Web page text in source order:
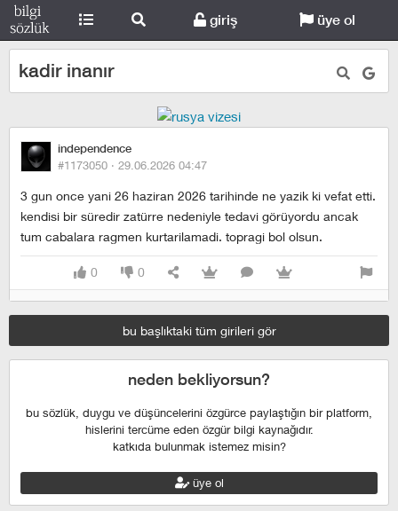
giriş üye ol
kadir inanır
independence
#1173050 · 29.06.2026 04:47
3 gun once yani 26 haziran 2026 tarihinde ne yazik ki vefat etti.
kendisi bir süredir zatürre nedeniyle tedavi görüyordu ancak
tum cabalara ragmen kurtarilamadi. topragi bol olsun.
0 0
bu başlıktaki tüm girileri gör
neden bekliyorsun?
bu sözlük, duygu ve düşüncelerini özgürce paylaştığın bir platform,
hislerini tercüme eden özgür bilgi kaynağıdır.
katkıda bulunmak istemez misin?
üye ol